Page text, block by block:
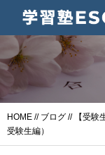
HOME // ブログ // 【受験
受験生編）